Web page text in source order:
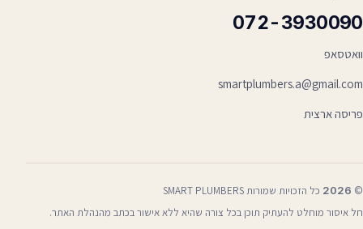
072-3930090
וואטסאפ
smartplumbers.a@gmail.com
פריסה ארצית
©
2026 כל הזכויות שמורות SMART PLUMBERS
חל איסור מוחלט להעתיק תוכן בכל צורה שהיא ללא אישור בכתב מהנהלת האתר.